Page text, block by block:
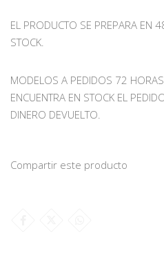
EL PRODUCTO SE PREPARA EN
STOCK.
MODELOS A PEDIDOS 72
ENCUENTRA EN STOCK EL
DINERO DEVUELTO.
Compartir este producto